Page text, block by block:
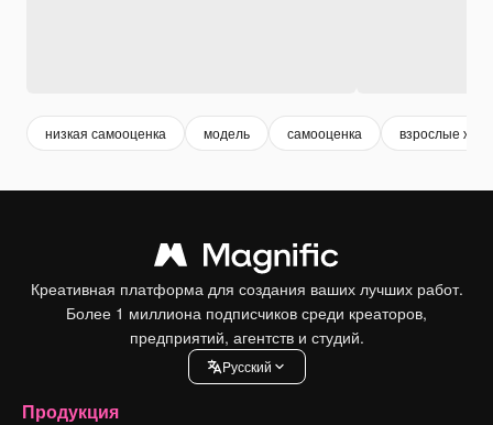
низкая самооценка модель самооценка взрослые
Креативная платформа для создания ваших лучших работ.
Более 1 миллиона подписчиков среди креаторов,
предприятий, агентств и студий.
Pусский
Продукция